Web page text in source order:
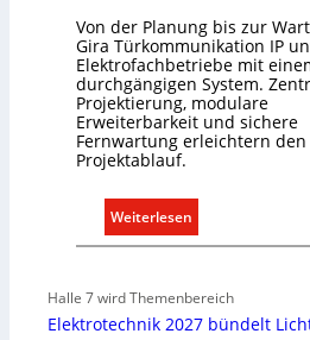
e
k
t
r
o
m
b
l
t
ä
Von der Planung bis zur
Gira Türkommunikation IP
Elektrofachbetriebe mit
durchgängigen System.
Projektierung, modulare
Erweiterbarkeit und sichere
Fernwartung erleichtern den
Projektablauf.
Weiterlesen
T
k
Halle 7 wird Themenbereich
Elektrotechnik 2027 bündelt